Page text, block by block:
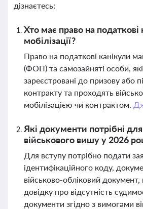
дізнаєтесь:
Хто має право на податкові
мобілізації?
Право на податкові канікули
(ФОП) та самозайняті особи,
зареєстровані до призову або
контракту та проходять
мобілізацією чи контрактом.
Які документи потрібні
військового вишу у 2026
Для вступу потрібно подати
ідентифікаційного коду,
військово-обліковий
довідку про відсутність
документи згідно з вимогами